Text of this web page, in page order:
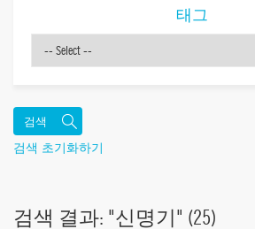
태그
검색 초기화하기
검색 결과: "신명기" (25)